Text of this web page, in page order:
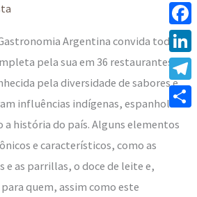
Argentina convida todos
pela sua em 36 restaurantes
pela diversidade de sabores e
influências indígenas, espanholas
história do país. Alguns elementos
e característicos, como as
e as parrillas, o doce de leite e,
quem, assim como este